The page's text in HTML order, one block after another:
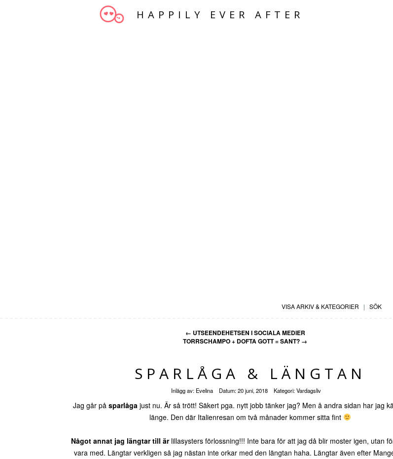
HAPPILY EVER AFTER
VISA ARKIV & KATEGORIER | SÖK
← UTSEENDEHETSEN I SOCIALA MEDIER
TORRSCHAMPO + DOFTA GOTT = SANT? →
SPARLÅGA & LÄNGTAN
Inlägg av: Evelina Datum:20 juni, 2018 Kategori:Vardagsliv
Jag går på sparlågajust nu. Är så trött! Säkert pga. nytt jobb tänker jag? Men å andra sidan har jag
länge. Den där Italienresan om två månader kommer sitta fint
Något annat jag längtar till ärlillasysters förlossning!!! Inte bara för att jag då blir moster igen, utan
vara med. Längtar verkligen så jag nästan inte orkar med den längtan haha. Längtar även efter